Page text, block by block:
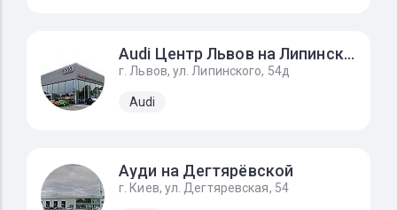
Audi Центр Львов на Липинского
г. Львов, ул. Липинского, 54д
Audi
Ауди на Дегтярёвской
г. Киев, ул. Дегтяревская, 54